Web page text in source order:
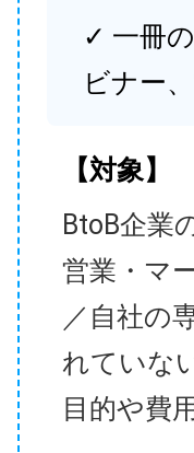
✓ 一冊
ビナー
【対象】
BtoB企業
営業・マ
／自社の
れていな
目的や費